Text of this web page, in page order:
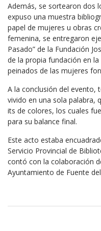
Además, se sortearon dos
expuso una muestra
papel de mujeres u obras
femenina, se entregaron
Pasado” de la Fundación
de la propia fundación en
peinados de las mujeres
A la conclusión del evento,
vivido en una sola palabra,
its de colores, los cuales
para su balance final.
Este acto estaba
Servicio Provincial de
contó con la colaboración
Ayuntamiento de Fuente